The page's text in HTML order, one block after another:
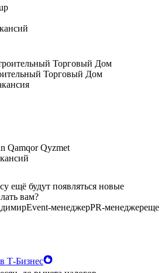
Торговый Дом
Qamqor Qyzmet
ещё будут появляться новые
вам?
Event-менеджерPR-менеджереще
Т-Бизнес